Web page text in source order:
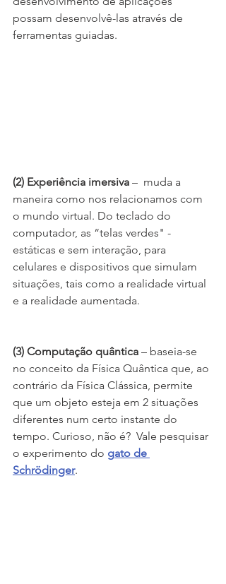
possam desenvolvê-las através de
ferramentas guiadas.
(2) Experiência imersiva –  muda a
maneira como nos relacionamos com
o mundo virtual. Do teclado do
computador, as “telas verdes" -
estáticas e sem interação, para
celulares e dispositivos que simulam
situações, tais como a realidade virtual
e a realidade aumentada.
(3) Computação quântica – baseia-se
no conceito da Física Quântica que, ao
contrário da Física Clássica, permite
que um objeto esteja em 2 situações
diferentes num certo instante do
tempo. Curioso, não é?  Vale pesquisar
o experimento do gato de
Schrödinger.